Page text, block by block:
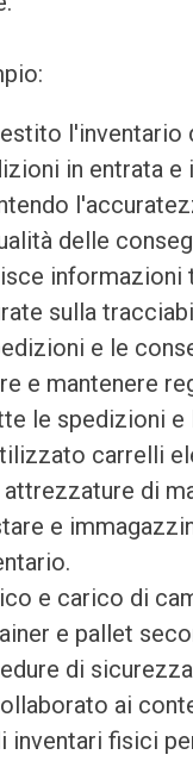
l'inventario
in entrata e
delle
informazioni
sulla
e le
e mantenere
le spedizioni e
carrelli
di
e
e carico di
e pallet
di
ai
inventari fisici